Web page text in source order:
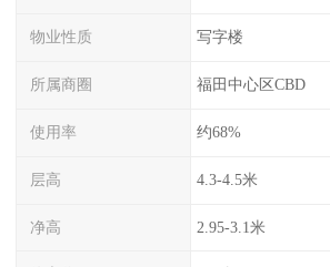
物业性质 写字楼
所属商圈 福田中心区CBD
使用率 约68%
层高 4.3-4.5米
净高 2.95-3.1米